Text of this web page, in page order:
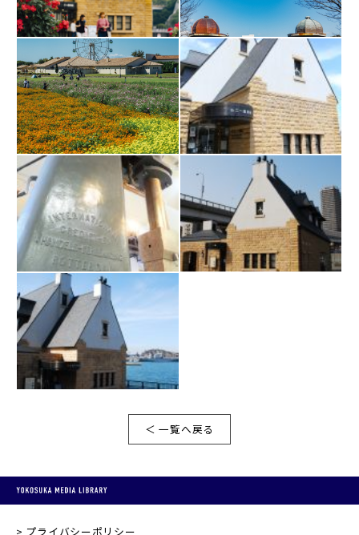
＜ 一覧へ戻る
プライバシーポリシー